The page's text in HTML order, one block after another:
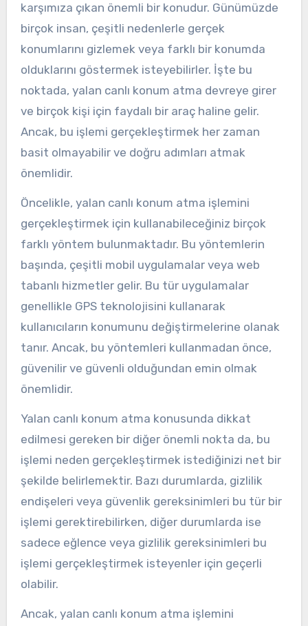
karşımıza çıkan önemli bir konudur. Günümüzde
birçok insan, çeşitli nedenlerle gerçek
konumlarını gizlemek veya farklı bir konumda
olduklarını göstermek isteyebilirler. İşte bu
noktada, yalan canlı konum atma devreye girer
ve birçok kişi için faydalı bir araç haline gelir.
Ancak, bu işlemi gerçekleştirmek her zaman
basit olmayabilir ve doğru adımları atmak
önemlidir.
Öncelikle, yalan canlı konum atma işlemini
gerçekleştirmek için kullanabileceğiniz birçok
farklı yöntem bulunmaktadır. Bu yöntemlerin
başında, çeşitli mobil uygulamalar veya web
tabanlı hizmetler gelir. Bu tür uygulamalar
genellikle GPS teknolojisini kullanarak
kullanıcıların konumunu değiştirmelerine olanak
tanır. Ancak, bu yöntemleri kullanmadan önce,
güvenilir ve güvenli olduğundan emin olmak
önemlidir.
Yalan canlı konum atma konusunda dikkat
edilmesi gereken bir diğer önemli nokta da, bu
işlemi neden gerçekleştirmek istediğinizi net bir
şekilde belirlemektir. Bazı durumlarda, gizlilik
endişeleri veya güvenlik gereksinimleri bu tür bir
işlemi gerektirebilirken, diğer durumlarda ise
sadece eğlence veya gizlilik gereksinimleri bu
işlemi gerçekleştirmek isteyenler için geçerli
olabilir.
Ancak, yalan canlı konum atma işlemini